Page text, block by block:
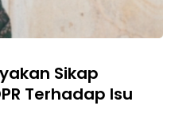
Sikap
Terhadap Isu